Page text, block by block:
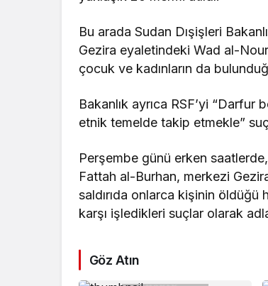
Bu arada Sudan Dışişleri
Gezira eyaletindeki Wad al-
çocuk ve kadınların da
Bakanlık ayrıca RSF’yi “Darfur
etnik temelde takip etmekle”
Perşembe günü erken
Fattah al-Burhan, merkezi
saldırıda onlarca kişinin öldüğü
karşı işledikleri suçlar olarak
Göz Atın